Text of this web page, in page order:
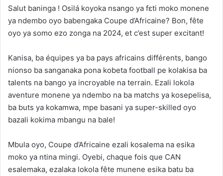
Salut baninga ! Osilá koyoka nsango ya fɛti moko monene
ya ndembo oyo babengaka Coupe d’Africaine? Bon, fête
oyo ya somo ezo zonga na 2024, et c’est super excitant!
Kanisa, ba équipes ya ba pays africains différents, bango
nionso ba sanganaka pona kobeta football pe kolakisa ba
talents na bango ya incroyable na terrain. Ezali lokola
aventure monene ya ndembo na ba matchs ya kosepelisa,
ba buts ya kokamwa, mpe basani ya super-skilled oyo
bazali kokima mbangu na bale!
Mbula oyo, Coupe d’Africaine ezali kosalema na esika
moko ya ntina mingi. Oyebi, chaque fois que CAN
esalemaka, ezalaka lokola fête munene esika batu ba